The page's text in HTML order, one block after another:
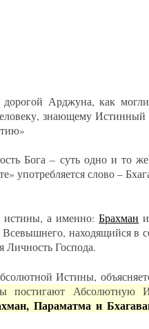
Арджуна, как
знающему
Бога – суть одно и то
употребляется слово –
истины, а именно:Брахман
находящийся в
Личность Господа.
Истины,
постигают Абсолютную
Параматма и